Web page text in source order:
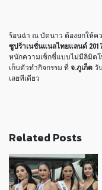
ร้อนฉ่า ณ บัดนาว ต้องยกให้ค
ซูปร้าเนชั่นแนลไทยแลนด์
หนักความเซ็กซี่แบบไม่มีลิมิต
เก็บตัวทำกิจกรรม ที่ จ.ภูเก็ต วั
เลยทีเดียว
Related Posts